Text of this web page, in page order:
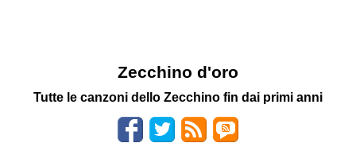
Zecchino d'oro
Tutte le canzoni dello Zecchino fin dai primi anni